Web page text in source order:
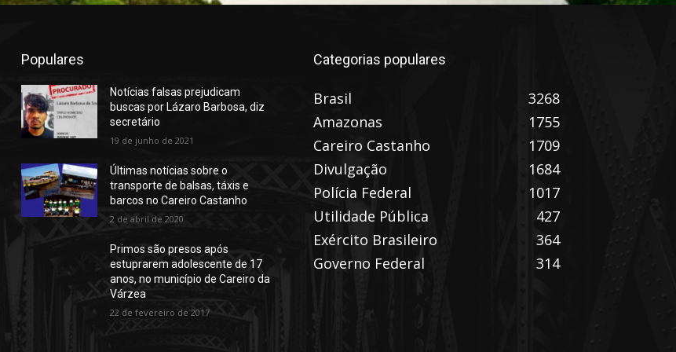
Populares
Notícias falsas prejudicam
buscas por Lázaro Barbosa, diz
secretário
19 de junho de 2021
Últimas notícias sobre o
transporte de balsas, táxis e
barcos no Careiro Castanho
2 de abril de 2020
Primos são presos após
estuprarem adolescente de 17
anos, no município de Careiro da
Várzea
22 de fevereiro de 2017
Categorias populares
Brasil
3268
Amazonas
1755
Careiro Castanho
1709
Divulgação
1684
Polícia Federal
1017
Utilidade Pública
427
Exército Brasileiro
364
Governo Federal
314